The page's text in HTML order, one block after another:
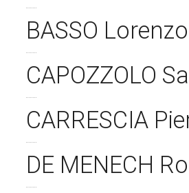
BASSO
CAPOZZOLO
CARRESCIA
DE MENECH